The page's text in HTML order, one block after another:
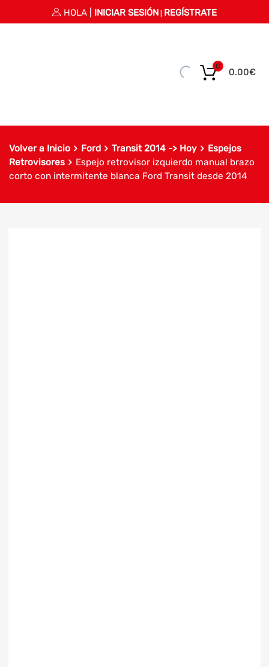
HOLA | INICIAR SESIÓN REGÍSTRATE
0.00€
0
Volver a Inicio Ford Transit 2014 -> Hoy
Espejos
Retrovisores
Espejo retrovisor izquierdo manual brazo
corto con intermitente blanca Ford Transit desde 2014